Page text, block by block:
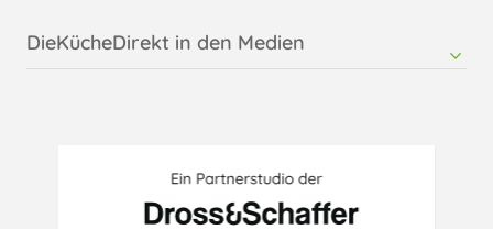
DieKücheDirekt in den Medien